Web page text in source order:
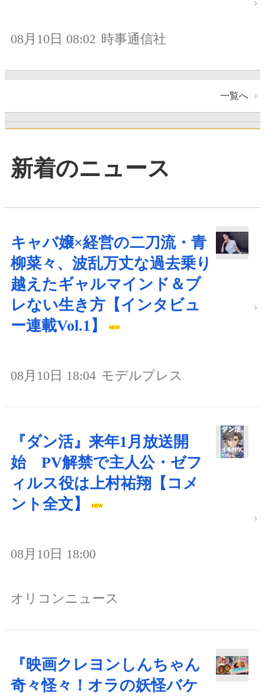
08月10日 08:02 時事通信社
一覧へ
新着のニュース
キャバ嬢×経営の二刀流・青
柳菜々、波乱万丈な過去乗り
越えたギャルマインド＆ブ
レない生き方【インタビュ
ー連載Vol.1】
08月10日 18:04 モデルプレス
『ダン活』来年1月放送開
始 PV解禁で主人公・ゼフ
ィルス役は上村祐翔【コメ
ント全文】
08月10日 18:00
オリコンニュース
『映画クレヨンしんちゃん
奇々怪々！オラの妖怪バケ